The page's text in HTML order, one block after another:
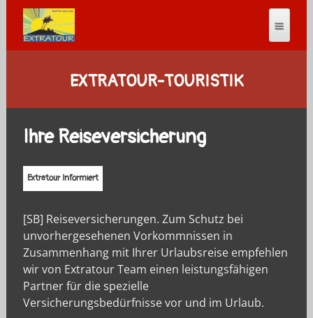
EXTRATOUR-TOURISTIK
Ihre Reiseversicherung
Extratour Informiert
[SB] Reiseversicherungen. Zum Schutz bei
unvorhergesehenen Vorkommnissen in
Zusammenhang mit Ihrer Urlaubsreise empfehlen
wir von Extratour Team einen leistungsfähigen
Partner für die spezielle
Versicherungsbedürfnisse vor und im Urlaub.